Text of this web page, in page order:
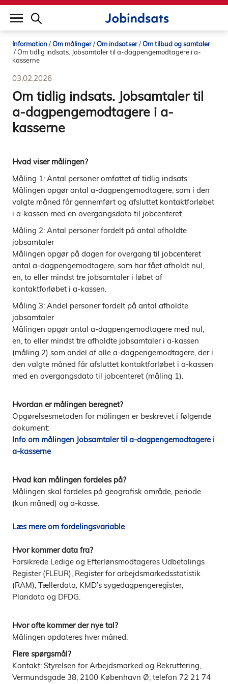
builddate: 2026-02-02 16:12:57
Information Om målinger Om indsatser
Om tilbud og samtaler
Om tidlig indsats. Jobsamtaler til a-dagpengemodtagere i a-
kasserne
03.02.2026
Om tidlig indsats. Jobsamtaler til
a-dagpengemodtagere i a-
kasserne
Hvad viser målingen?
Måling 1: Antal personer omfattet af tidlig indsats
Målingen opgør antal a-dagpengemodtagere, som i den
valgte måned får gennemført og afsluttet kontaktforløbet
i a-kassen med en overgangsdato til jobcenteret.
Måling 2: Antal personer fordelt på antal afholdte
jobsamtaler
Målingen opgør på dagen for overgang til jobcenteret
antal a-dagpengemodtagere, som har fået afholdt nul,
en, to eller mindst tre jobsamtaler i løbet af
kontaktforløbet i a-kassen.
Måling 3: Andel personer fordelt på antal afholdte
jobsamtaler
Målingen opgør antal a-dagpengemodtagere med nul,
en, to eller mindst tre afholdte jobsamtaler i a-kassen
(måling 2) som andel af alle a-dagpengemodtagere, der i
den valgte måned får afsluttet kontaktforløbet i a-kassen
med en overgangsdato til jobcenteret (måling 1).
Hvordan er målingen beregnet?
Opgørelsesmetoden for målingen er beskrevet i følgende
dokument:
Info om målingen Jobsamtaler til a-dagpengemodtagere i
a-kasserne
Hvad kan målingen fordeles på?
Målingen skal fordeles på geografisk område, periode
(kun måned) og a-kasse.
Læs mere om fordelingsvariable
Hvor kommer data fra?
Forsikrede Ledige og Efterlønsmodtageres Udbetalings
Register (FLEUR), Register for arbejdsmarkedsstatistik
(RAM), Tællerdata, KMD’s sygedagpengeregister,
Plandata og DFDG.
Hvor ofte kommer der nye tal?
Målingen opdateres hver måned.
Flere spørgsmål?
Kontakt: Styrelsen for Arbejdsmarked og Rekruttering,
Vermundsgade 38, 2100 København Ø, telefon 72 21 74